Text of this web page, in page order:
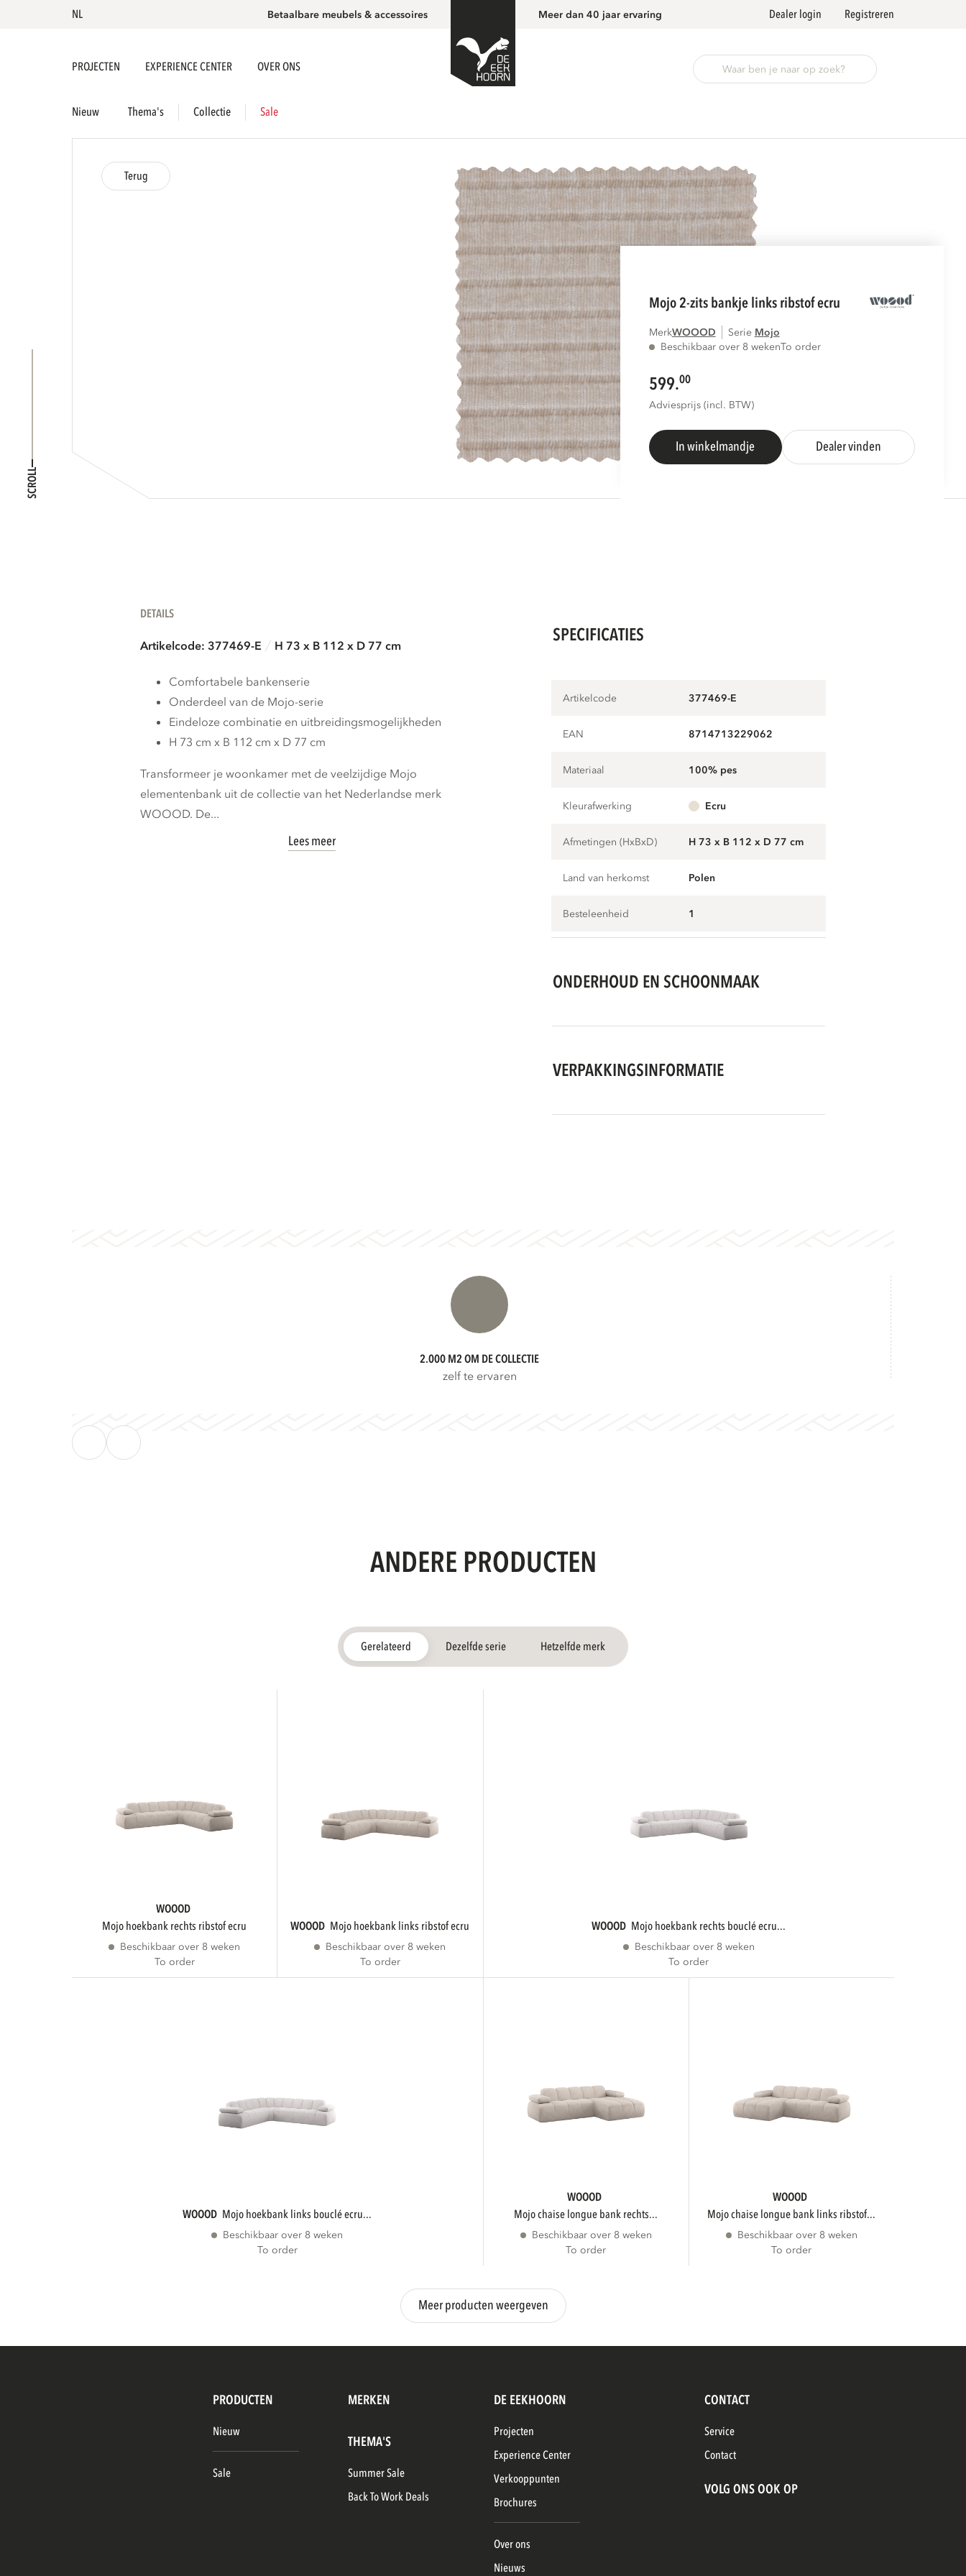
NL Betaalbare meubels & accessoires Meer dan 40 jaar ervaring Dealer login Registreren
PROJECTEN EXPERIENCE CENTER OVER ONS
Nieuw Thema's Collectie Sale
SCROLL
Terug
mojo 2-zits bankje links ribstof ecru
MerkWOOOD Serie
mojo
Beschikbaar over 8 wekenTo order
599.00
Adviesprijs (incl. BTW)
In winkelmandje Dealer vinden
DETAILS
Artikelcode: 377469-E H 73 x B 112 x D 77 cm
Comfortabele bankenserie
Onderdeel van de Mojo-serie
Eindeloze combinatie en uitbreidingsmogelijkheden
H 73 cm x B 112 cm x D 77 cm
Transformeer je woonkamer met de veelzijdige Mojo
elementenbank uit de collectie van het Nederlandse merk
WOOOD. De...
Lees meer
SPECIFICATIES
Artikelcode 377469-E
EAN 8714713229062
Materiaal 100% pes
Kleurafwerking ecru
Afmetingen (HxBxD) H 73 x B 112 x D 77 cm
Land van herkomst Polen
Besteleenheid 1
ONDERHOUD EN SCHOONMAAK
VERPAKKINGSINFORMATIE
2.000 M2 OM DE COLLECTIE
zelf te ervaren
ANDERE PRODUCTEN
Gerelateerd Dezelfde serie Hetzelfde merk
WOOOD
mojo hoekbank rechts ribstof ecru
Beschikbaar over 8 weken
To order
WOOOD mojo hoekbank links ribstof ecru
Beschikbaar over 8 weken
To order
WOOOD mojo hoekbank rechts bouclé ecru...
Beschikbaar over 8 weken
To order
WOOOD mojo hoekbank links bouclé ecru...
Beschikbaar over 8 weken
To order
WOOOD
mojo chaise longue bank rechts...
Beschikbaar over 8 weken
To order
WOOOD
mojo chaise longue bank links ribstof...
Beschikbaar over 8 weken
To order
Meer producten weergeven
PRODUCTEN MERKEN
Nieuw
Sale
THEMA'S
Summer Sale
Back To Work Deals
DE EEKHOORN
Projecten
Experience Center
Verkooppunten
Brochures
Over ons
Nieuws
CONTACT
Service
Contact
VOLG ONS OOK OP